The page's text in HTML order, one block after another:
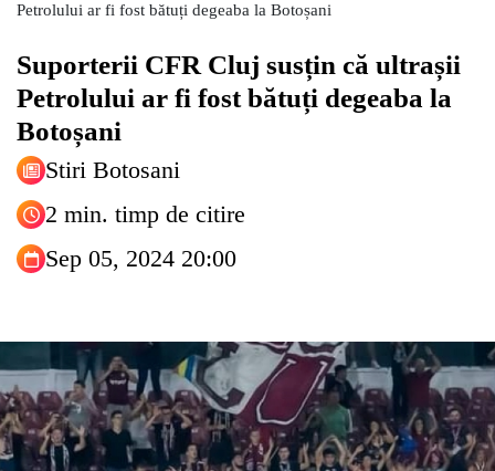
Petrolului ar fi fost bătuți degeaba la Botoșani
Suporterii CFR Cluj susțin că ultrașii
Petrolului ar fi fost bătuți degeaba la
Botoșani
Stiri Botosani
2 min. timp de citire
Sep 05, 2024 20:00